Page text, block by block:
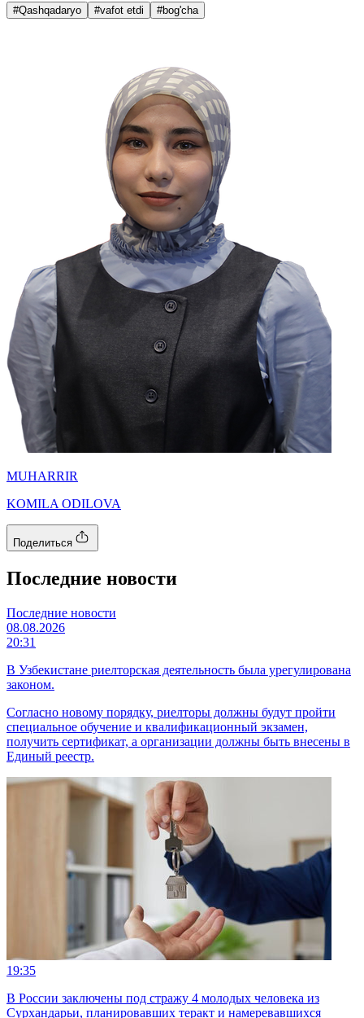
#Qashqadaryo #vafot etdi #bog'cha
MUHARRIR
KOMILA ODILOVA
Поделиться
Последние новости
Последние новости
08.08.2026
20:31
В Узбекистане риелторская деятельность была урегулирована
законом.
Согласно новому порядку, риелторы должны будут пройти
специальное обучение и квалификационный экзамен,
получить сертификат, а организации должны быть внесены в
Единый реестр.
19:35
В России заключены под стражу 4 молодых человека из
Сурхандарьи, планировавших теракт и намеревавшихся